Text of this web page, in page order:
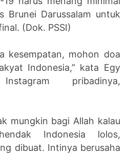
Brunei Darussalam untuk
(Dok. PSSI)
kesempatan, mohon doa
Indonesia,” kata Egy
pribadinya,
mungkin bagi Allah kalau
Indonesia lolos,
dibuat. Intinya berusaha